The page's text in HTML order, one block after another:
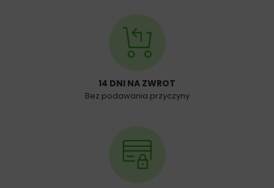
14 DNI NA ZWROT
Bez podawania przyczyny